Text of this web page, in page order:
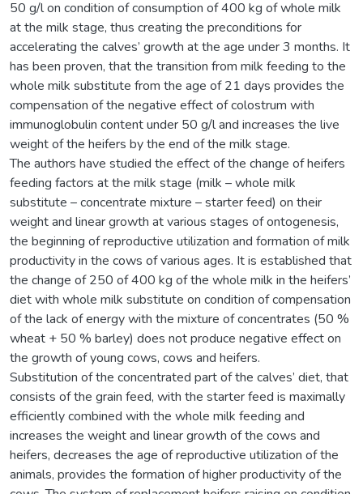
50 g/l on condition of consumption of 400 kg of whole milk
at the milk stage, thus creating the preconditions for
accelerating the calves’ growth at the age under 3 months. It
has been proven, that the transition from milk feeding to the
whole milk substitute from the age of 21 days provides the
compensation of the negative effect of colostrum with
immunoglobulin content under 50 g/l and increases the live
weight of the heifers by the end of the milk stage.
The authors have studied the effect of the change of heifers
feeding factors at the milk stage (milk – whole milk
substitute – concentrate mixture – starter feed) on their
weight and linear growth at various stages of ontogenesis,
the beginning of reproductive utilization and formation of milk
productivity in the cows of various ages. It is established that
the change of 250 of 400 kg of the whole milk in the heifers’
diet with whole milk substitute on condition of compensation
of the lack of energy with the mixture of concentrates (50 %
wheat + 50 % barley) does not produce negative effect on
the growth of young cows, cows and heifers.
Substitution of the concentrated part of the calves’ diet, that
consists of the grain feed, with the starter feed is maximally
efficiently combined with the whole milk feeding and
increases the weight and linear growth of the cows and
heifers, decreases the age of reproductive utilization of the
animals, provides the formation of higher productivity of the